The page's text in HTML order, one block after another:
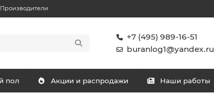
Производители
+7 (495) 989-16-51
buranlog1@yandex.ru
пол Акции и распродажи Наши работы